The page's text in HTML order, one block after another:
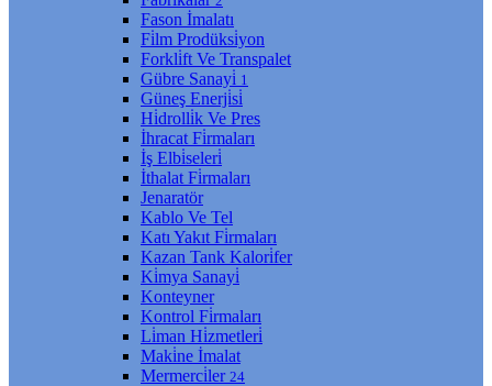
Fason İmalatı
Fi̇lm Prodüksi̇yon
Forkli̇ft Ve Transpalet
Gübre Sanayi̇ 1
Güneş Enerji̇si̇
Hi̇drolli̇k Ve Pres
İhracat Fi̇rmaları
İş Elbi̇seleri̇
İthalat Fi̇rmaları
Jenaratör
Kablo Ve Tel
Katı Yakıt Fi̇rmaları
Kazan Tank Kalori̇fer
Ki̇mya Sanayi̇
Konteyner
Kontrol Fi̇rmaları
Li̇man Hi̇zmetleri̇
Maki̇ne İmalat
Mermerci̇ler 24